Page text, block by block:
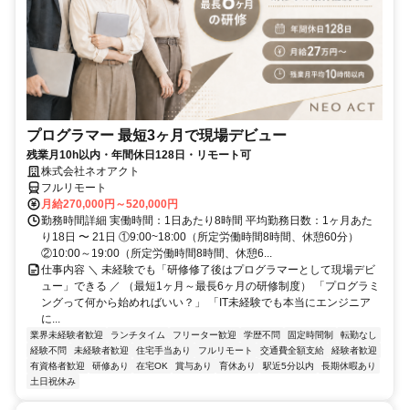
プログラマー 最短3ヶ月で現場デビュー
残業月10h以内・年間休日128日・リモート可
株式会社ネオアクト
フルリモート
月給270,000円～520,000円
勤務時間詳細 実働時間：1日あたり8時間 平均勤務日数：1ヶ月あた
り18日 〜 21日 ①9:00~18:00（所定労働時間8時間、休憩60分）
②10:00～19:00（所定労働時間8時間、休憩6...
仕事内容 ＼ 未経験でも「研修修了後はプログラマーとして現場デビ
ュー」できる ／ （最短1ヶ月～最長6ヶ月の研修制度） 「プログラミ
ングって何から始めればいい？」 「IT未経験でも本当にエンジニア
に...
業界未経験者歓迎 ランチタイム フリーター歓迎 学歴不問 固定時間制
転勤なし
経験不問
未経験者歓迎 住宅手当あり フルリモート 交通費全額支給
経験者歓迎
有資格者歓迎
研修あり 在宅OK 賞与あり 育休あり 駅近5分以内
長期休暇あり
土日祝休み